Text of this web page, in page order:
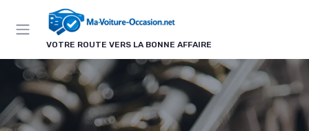
VOTRE ROUTE VERS LA BONNE AFFAIRE
Panneau de gestion des cookies